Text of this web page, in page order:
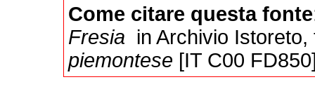
Come citare questa fonte
Fresia in Archivio
piemontese [IT C00